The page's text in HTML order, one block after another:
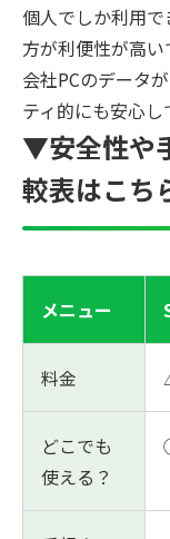
個人でしか利用
方が利便性が高い
会社PCのデータ
ティ的にも安心し
▼安全性や
較表はこち
メニュー
料金
どこでも
使える？